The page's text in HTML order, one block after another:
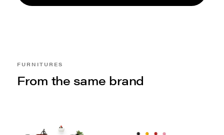
From the same brand
FURNITURES